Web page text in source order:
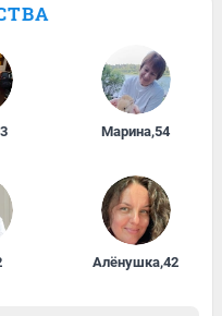
Марина,54
Алёнушка,42